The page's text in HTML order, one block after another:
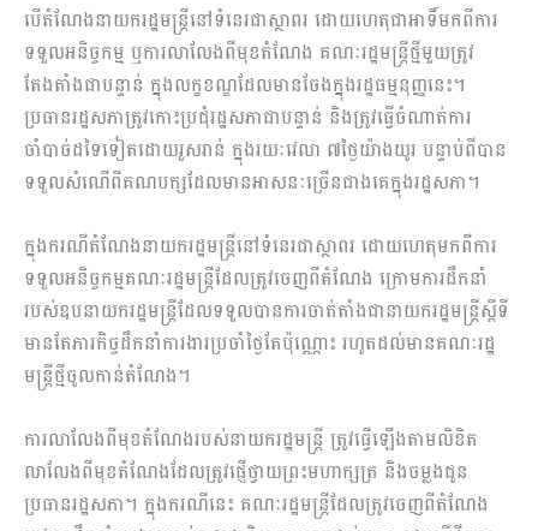
បើតំណែងនាយករដ្ឋមន្ត្រីនៅទំនេរជាស្ថាពរ ដោយហេតុជាអាទិ៍មកពីការ
ទទួលអនិច្ចកម្ម ឬការលាលែងពីមុខតំណែង គណៈរដ្ឋមន្ត្រីថ្មីមួយត្រូវ
តែងតាំងជាបន្ទាន់ ក្នុងលក្ខខណ្ឌដែលមានចែងក្នុងរដ្ឋធម្មនុញ្ញនេះ។
ប្រធានរដ្ឋសភាត្រូវកោះប្រជុំរដ្ឋសភាជាបន្ទាន់ និងត្រូវធ្វើចំណាត់ការ
ចាំបាច់ដទៃទៀតដោយរួសរាន់ ក្នុងរយៈវេលា ៧ថ្ងៃយ៉ាងយូរ បន្ទាប់ពីបាន
ទទួលសំណើពីគណបក្សដែលមានអាសនៈច្រើនជាងគេក្នុងរដ្ឋសភា។
ក្នុងករណីតំណែងនាយករដ្ឋមន្ត្រីនៅទំនេរជាស្ថាពរ ដោយហេតុមកពីការ
ទទួលអនិច្ចកម្មគណៈរដ្ឋមន្ត្រីដែលត្រូវចេញពីតំណែង ក្រោមការដឹកនាំ
របស់ឧបនាយករដ្ឋមន្ត្រីដែលទទួលបានការចាត់តាំងជានាយករដ្ឋមន្ត្រីស្តីទី
មានតែភារកិច្ចដឹកនាំការងារប្រចាំថ្ងៃតែប៉ុណ្ណោះ រហូតដល់មានគណៈរដ្ឋ
មន្ត្រីថ្មីចូលកាន់តំណែង។
ការលាលែងពីមុខតំណែងរបស់នាយករដ្ឋមន្ត្រី ត្រូវធ្វើឡើងតាមលិខិត
លាលែងពីមុខតំណែងដែលត្រូវផ្ញើថ្វាយព្រះមហាក្សត្រ និងចម្លងជូន
ប្រធានរដ្ឋសភា។ ក្នុងករណីនេះ គណៈរដ្ឋមន្ត្រីដែលត្រូវចេញពីតំណែង